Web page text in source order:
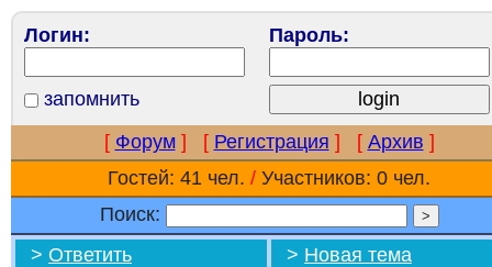
Логин: Пароль:
запомнить
[ Форум ] [ Регистрация ] [ Архив ]
Гостей: 41 чел. / Участников: 0 чел.
Поиск:
> Ответить > Новая тема